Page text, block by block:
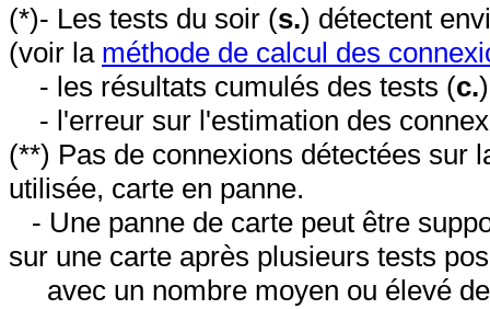
(*)- Les tests du soir (s.) détectent
(voir la méthode de calcul des
- les résultats cumulés des tests (c.
- l'erreur sur l'estimation des
(**) Pas de connexions détectées sur
utilisée, carte en panne.
- Une panne de carte peut être
sur une carte après plusieurs tests
avec un nombre moyen ou élevé